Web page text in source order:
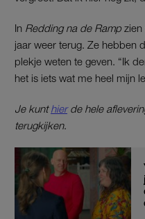
In Redding na de Ramp
jaar weer terug. Ze hebben
plekje weten te geven. “Ik
het is iets wat me heel mijn
Je kunthierde hele
terugkijken.